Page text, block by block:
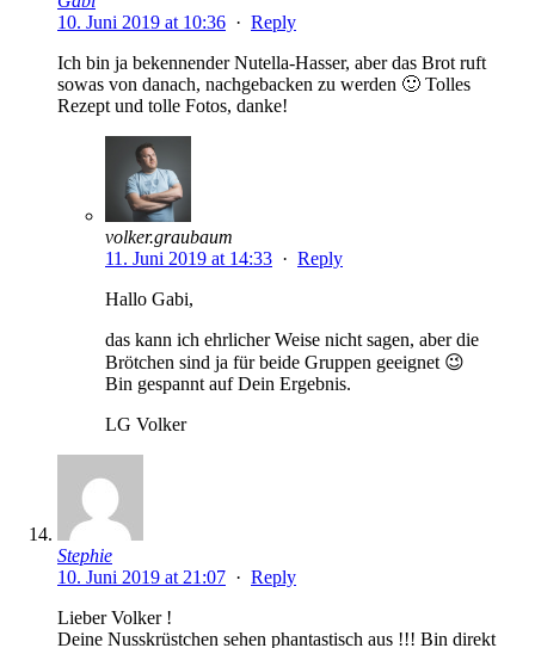
10. Juni 2019 at 10:36 · Reply
Ich bin ja bekennender Nutella-Hasser, aber das Brot ruft
sowas von danach, nachgebacken zu werden 🙂 Tolles
Rezept und tolle Fotos, danke!
volker.graubaum
11. Juni 2019 at 14:33 · Reply
Hallo Gabi,
das kann ich ehrlicher Weise nicht sagen, aber die
Brötchen sind ja für beide Gruppen geeignet 😉
Bin gespannt auf Dein Ergebnis.
LG Volker
Stephie
10. Juni 2019 at 21:07 · Reply
Lieber Volker !
Deine Nusskrüstchen sehen phantastisch aus !!! Bin direkt